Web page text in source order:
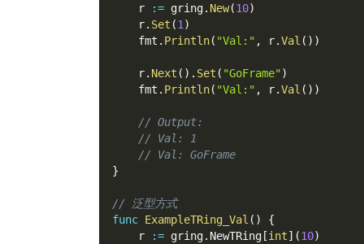
    r
:= gring. New(10)
    r
. Set (1 )
    fmt
. Println( "Val:" , r.Val ( ) )
    r
. Next ( ) . Set ( "GoFrame")
    fmt
. Println( "Val:" , r.Val ( ) )
// Output:
// Val: 1
// Val: GoFrame
}
// 泛型方式
func ExampleTRing_Val ( )
{
    r
:= gring. NewTRing [int] (10)